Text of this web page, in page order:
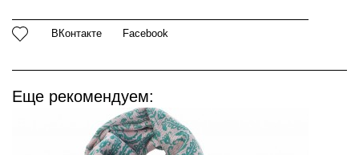
ВКонтакте Facebook
Еще рекомендуем: